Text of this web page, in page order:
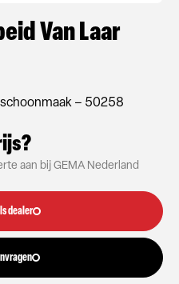
Van Laar
schoonmaak – 50258
aan bij GEMA Nederland
dealer